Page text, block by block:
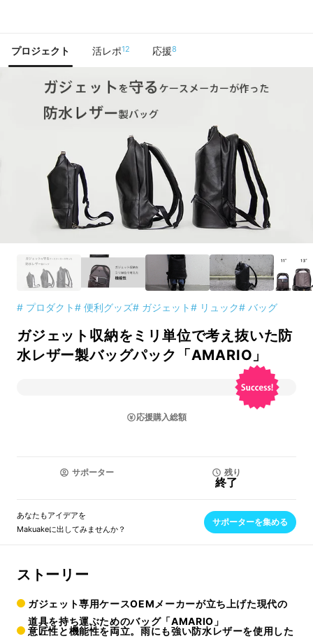
プロジェクト 活レポ12 応援8
# プロダクト# 便利グッズ# ガジェット# リュック# バッグ
ガジェット収納をミリ単位で考え抜いた防
水レザー製バッグパック「AMARIO」
応援購入総額
サポーター 残り
終了
あなたもアイデアを
Makuakeに出してみませんか？
サポーターを集める
ストーリー
ガジェット専用ケースOEMメーカーが立ち上げた現代の
道具を持ち運ぶためのバッグ「AMARIO」
意匠性と機能性を両立。雨にも強い防水レザーを使用した